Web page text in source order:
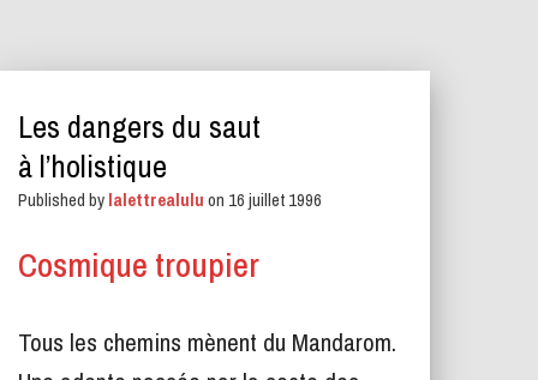
Les dangers du saut
à l’holistique
Published bylalettrealuluon 16 juillet 1996
Cosmique troupier
Tous les chemins mènent du Mandarom.